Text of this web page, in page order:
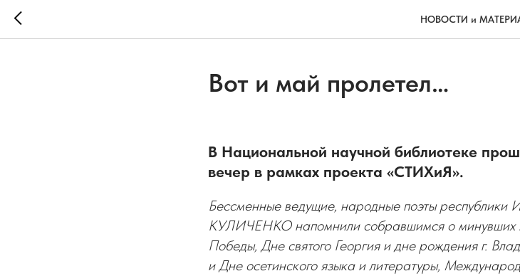
НОВОСТИ и
Вот и май пролетел…
В Национальной научной библиотеке
вечер в рамках проекта «СТИХиЯ».
Бессменные ведущие, народные поэты
КУЛИЧЕНКО напомнили собравшимся о минувших
Победы, Дне святого Георгия и дне рождения г.
и Дне осетинского языка и литературы,